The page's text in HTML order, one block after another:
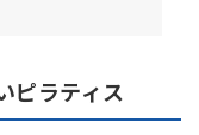
ピラティス